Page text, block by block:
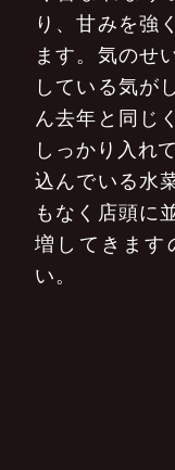
り、甘みを強
ます。気のせ
している気が
ん去年と同じ
しっかり入れ
込んでいる水
もなく店頭に
増してきます
い。